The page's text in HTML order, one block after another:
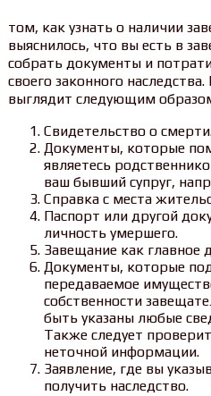
том, как узнать о наличии
выяснилось, что вы есть в
собрать документы и
своего законного
выглядит следующим
Свидетельство о
Документы, которые
являетесь
ваш бывший супруг,
Справка с места
Паспорт или другой
личность умершего.
Завещание как главное
Документы, которые
передаваемое
собственности
быть указаны любые
Также следует
неточной информации.
Заявление, где вы
получить наследство.